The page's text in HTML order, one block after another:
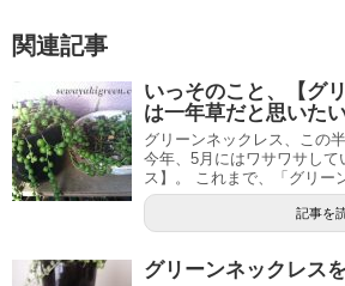
関連記事
いっそのこと、【グ
は一年草だと思いた
グリーンネックレス、この
今年、5月にはワサワサし
ス】。 これまで、「グリー
記事を
グリーンネックレス